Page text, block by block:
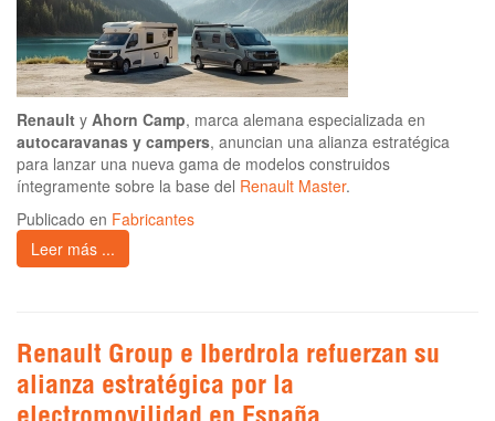
Renault y Ahorn Camp, marca alemana especializada en
autocaravanas y campers, anuncian una alianza estratégica
para lanzar una nueva gama de modelos construidos
íntegramente sobre la base del Renault Master.
Publicado en Fabricantes
Leer más ...
Renault Group e Iberdrola refuerzan su
alianza estratégica por la